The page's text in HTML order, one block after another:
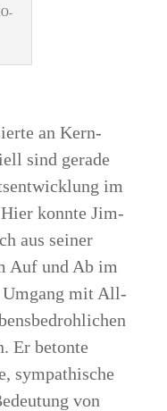
an Kern­
sind gera­de
im
Hier konn­te Jim­
aus sei­ner
Auf und Ab im
Umgang mit All­
Er beton­te
sym­pa­thi­sche
von